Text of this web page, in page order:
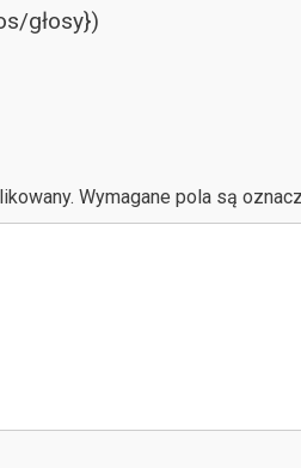
głosy})
Wymagane pola są